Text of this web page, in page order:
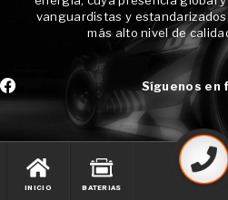
vanguardistas y
más alto nivel de
Síguenos en
INICIO BATERIAS